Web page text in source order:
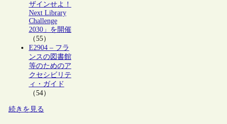
ザインせよ！
Next Library
Challenge
2030」を開催
（55）
E2904 – フラ
ンスの図書館
等のためのア
クセシビリテ
ィ・ガイド
（54）
続きを見る